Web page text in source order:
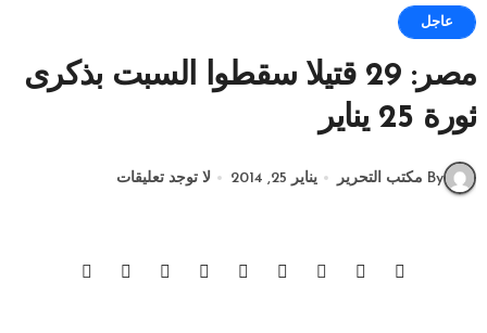
عاجل
مصر: 29 قتيلا سقطوا السبت بذكرى
ثورة 25 يناير
By مكتب التحرير يناير 25, 2014 لا توجد تعليقات